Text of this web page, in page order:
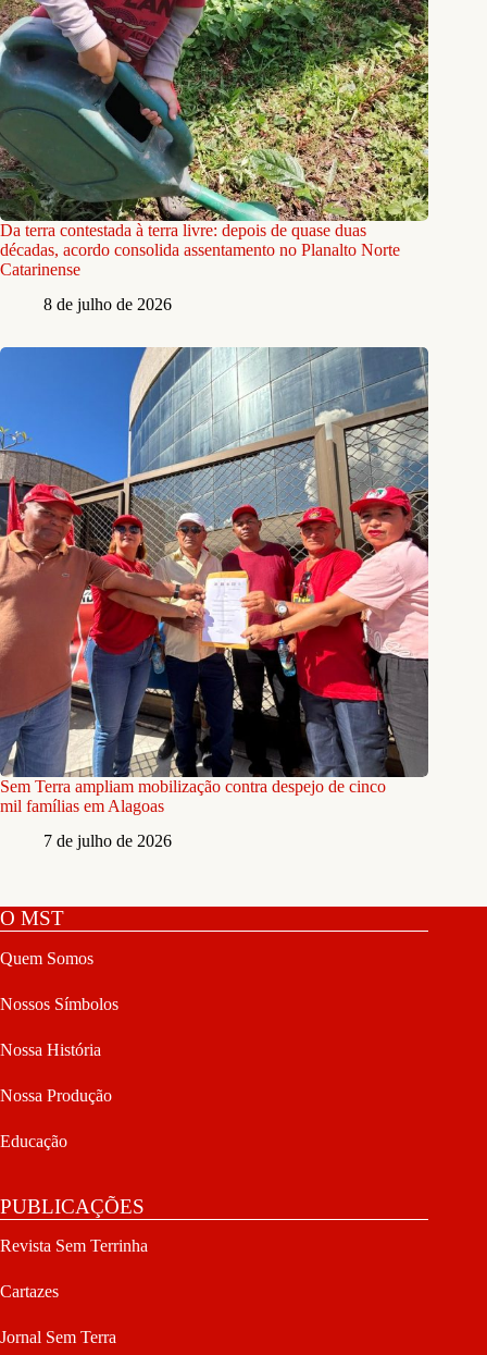
Da terra contestada à terra livre: depois de quase duas
décadas, acordo consolida assentamento no Planalto Norte
Catarinense
8 de julho de 2026
Sem Terra ampliam mobilização contra despejo de cinco
mil famílias em Alagoas
7 de julho de 2026
O MST
Quem Somos
Nossos Símbolos
Nossa História
Nossa Produção
Educação
PUBLICAÇÕES
Revista Sem Terrinha
Cartazes
Jornal Sem Terra